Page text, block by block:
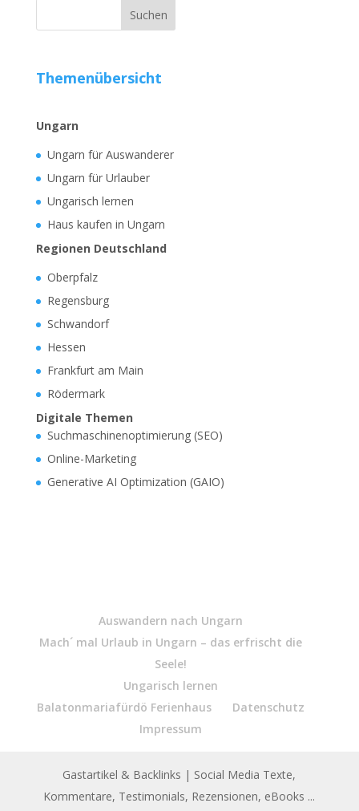
Themenübersicht
Ungarn
Ungarn für Auswanderer
Ungarn für Urlauber
Ungarisch lernen
Haus kaufen in Ungarn
Regionen Deutschland
Oberpfalz
Regensburg
Schwandorf
Hessen
Frankfurt am Main
Rödermark
Digitale Themen
Suchmaschinenoptimierung (SEO)
Online-Marketing
Generative AI Optimization (GAIO)
Auswandern nach Ungarn
Mach´ mal Urlaub in Ungarn – das erfrischt die
Seele!
Ungarisch lernen
Balatonmariafürdö Ferienhaus
Datenschutz
Impressum
Gastartikel & Backlinks | Social Media Texte,
Kommentare, Testimonials, Rezensionen, eBooks ...